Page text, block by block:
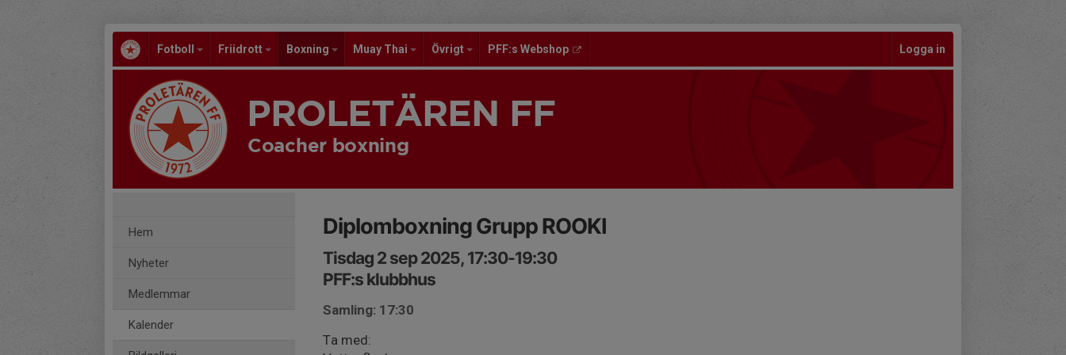
Fotboll Friidrott Boxning Muay Thai Övrigt PFF:s Webshop Logga in
PROLETÄREN FF
Coacher boxning
Hem
Nyheter
Medlemmar
Kalender
Diplomboxning Grupp ROOKI
Tisdag 2 sep 2025, 17:30-19:30
PFF:s klubbhus
Samling: 17:30
Ta med: